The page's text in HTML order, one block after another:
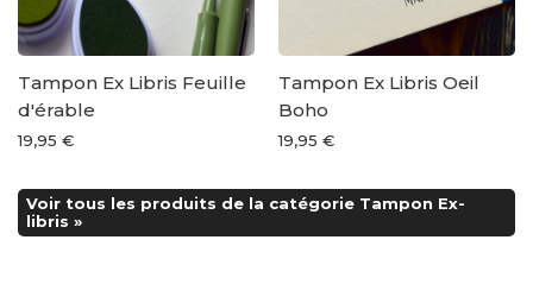
Tampon Ex Libris Feuille
d'érable
19,95 €
Tampon Ex Libris Oeil
Boho
19,95 €
Voir tous les produits de la catégorie Tampon Ex-
libris »